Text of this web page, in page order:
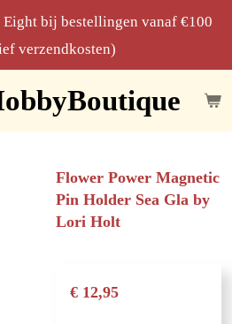
bij bestellingen vanaf €100
verzendkosten)
Flower Power Magnetic
Pin Holder Sea Gla by
Lori Holt
€ 12,95